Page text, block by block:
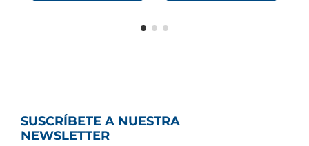
SUSCRÍBETE A NUESTRA
NEWSLETTER